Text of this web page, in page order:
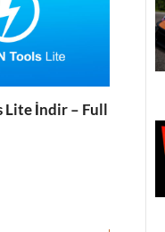
Lite İndir – Full